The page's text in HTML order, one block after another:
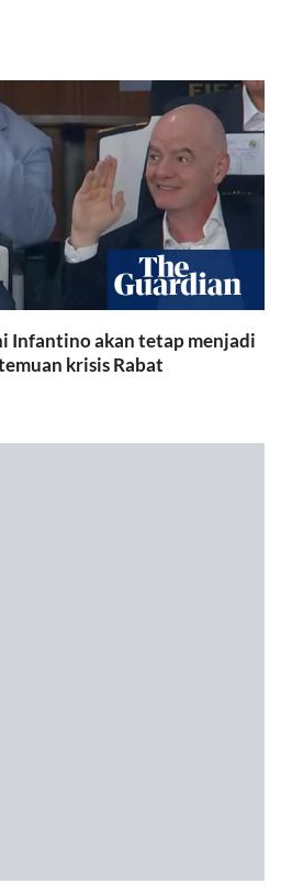
Infantino akan tetap menjadi
krisis Rabat